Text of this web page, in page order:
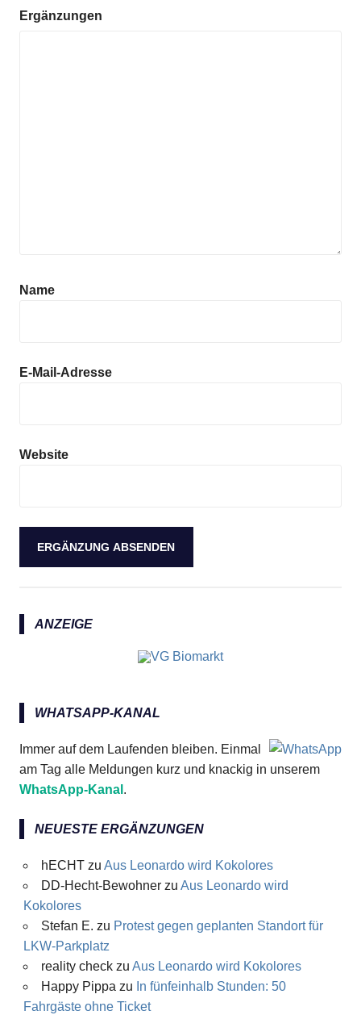
Ergänzungen
Name
E-Mail-Adresse
Website
ANZEIGE
WHATSAPP-KANAL
Immer auf dem Laufenden bleiben. Einmal
am Tag alle Meldungen kurz und knackig in unserem
WhatsApp-Kanal .
NEUESTE ERGÄNZUNGEN
hECHTzu Aus Leonardo wird Kokolores
DD-Hecht-Bewohnerzu Aus Leonardo wird
Kokolores
Stefan E. zu Protest gegen geplanten Standort für
LKW-Parkplatz
reality checkzu Aus Leonardo wird Kokolores
Happy Pippa zu In fünfeinhalb Stunden: 50
Fahrgäste ohne Ticket